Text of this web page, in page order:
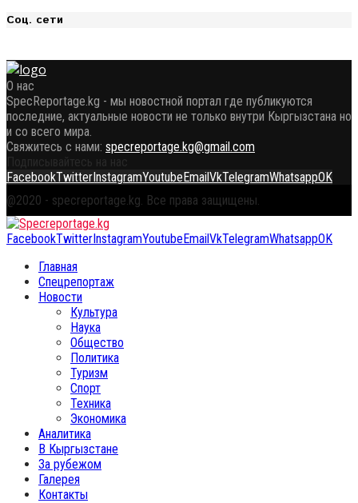
Соц. сети
О нас
SpecReportage.kg - мы новостной портал где публикуются
последние, актуальные новости не только внутри Кыргызстана но
и со всего мира.
Свяжитесь с нами: specreportage.kg@gmail.com
Подписывайтесь на нас
FacebookTwitterInstagramYoutubeEmailVkTelegramWhatsappOK
@2020 - specreportage.kg. Все права защищены.
FacebookTwitterInstagramYoutubeEmailVkTelegramWhatsappOK
Главная
Спецрепортаж
Новости
Культура
Наука
Общество
Политика
Туризм
Спорт
Техника
Экономика
Аналитика
В Кыргызстане
За рубежом
Галерея
Контакты